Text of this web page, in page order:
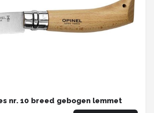
nr. 10 breed gebogen lemmet